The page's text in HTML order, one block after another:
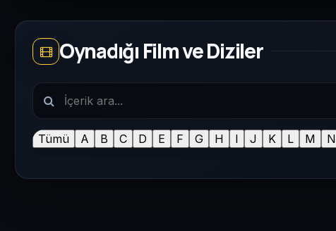
Oynadığı Film ve Diziler
Tümü A B C D E F G H I J K L M N